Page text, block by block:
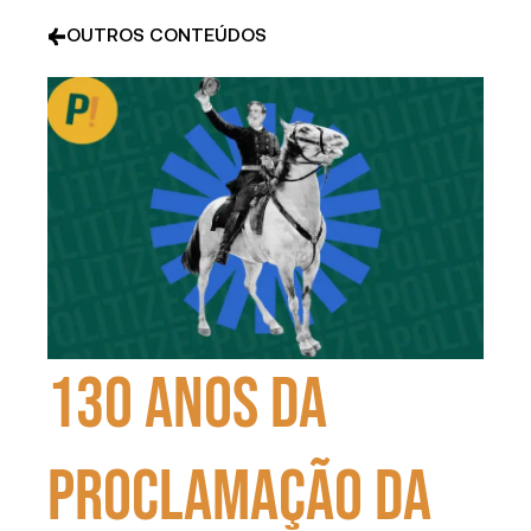
OUTROS CONTEÚDOS
130 anos da
proclamação da